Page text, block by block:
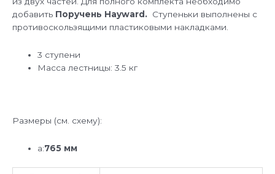
добавить Поручень Hayward.
Ступеньки выполнены с
противоскользящими пластиковыми накладками.
3 ступени
Масса лестницы: 3.5 кг
Размеры (см. схему):
a:765 мм